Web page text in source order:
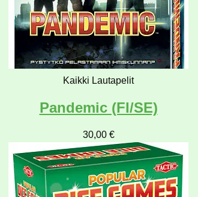
Kaikki Lautapelit
Pandemic (FI/SE)
30,00 €